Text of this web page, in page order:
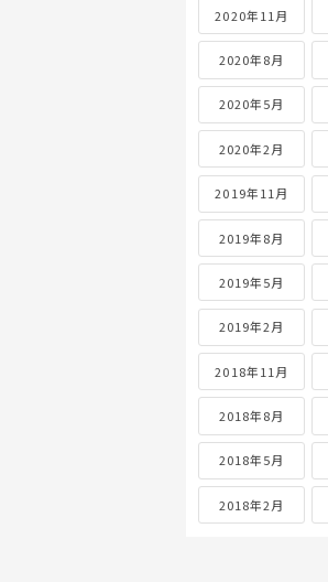
2020年11月
2020年8月
2020年5月
2020年2月
2019年11月
2019年8月
2019年5月
2019年2月
2018年11月
2018年8月
2018年5月
2018年2月